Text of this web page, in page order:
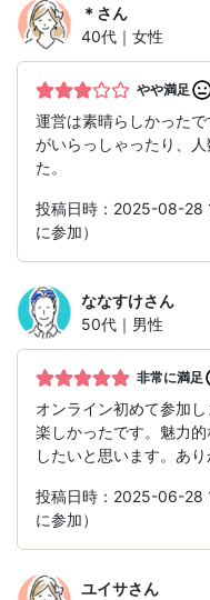
＊ さん
40代｜女性
やや満足
運営は素晴らしかった
がいらっしゃったり、
た。
投稿日時：2025-08-28
に参加）
ななすけさん
50代｜男性
非常に満足
オンライン初めて参加
楽しかったです。魅力
したいと思います。あり
投稿日時：2025-06-28
に参加）
ユイサさん